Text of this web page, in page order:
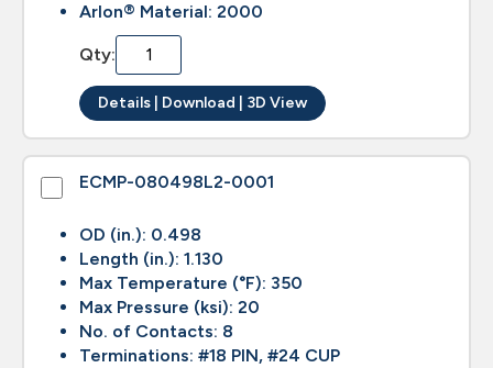
Arlon® Material: 2000
Qty:
Details | Download | 3D View
ECMP-080498L2-0001
OD (in.): 0.498
Length (in.): 1.130
Max Temperature (°F): 350
Max Pressure (ksi): 20
No. of Contacts: 8
Terminations: #18 PIN, #24 CUP